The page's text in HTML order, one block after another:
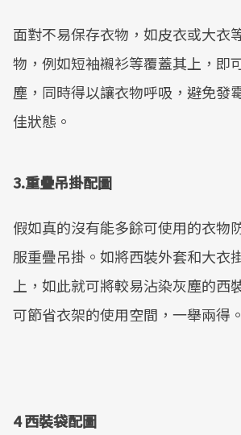
面對不易保存衣物，如皮衣或大衣
物，例如短袖襯衫等覆蓋其上，即
塵，同時得以讓衣物呼吸，避免發
佳狀態。
3.重疊吊掛配圖
假如真的沒有能多餘可使用的衣物
服重疊吊掛。如將西裝外套和大衣
上，如此就可將較易沾染灰塵的西
可節省衣架的使用空間，一舉兩得。
4 西裝袋配圖